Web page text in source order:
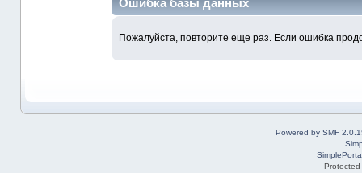
Пожалуйста, повторите еще раз. Если ошибка
Powered by SMF